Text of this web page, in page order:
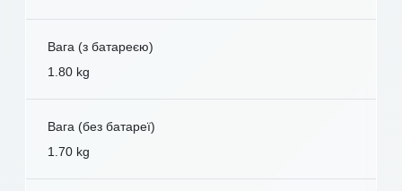
Вага (з батареєю)
1.80 kg
Вага (без батареї)
1.70 kg